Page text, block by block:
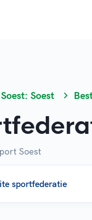
Soest
Soest
sportfederatie